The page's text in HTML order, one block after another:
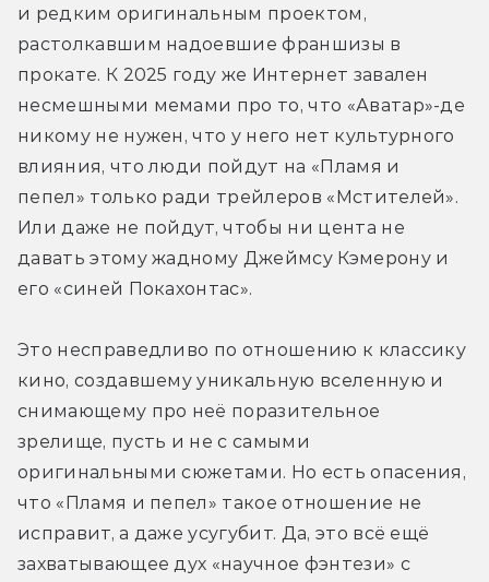
и редким оригинальным проектом,
растолкавшим надоевшие франшизы в
прокате. К 2025 году же Интернет завален
несмешными мемами про то, что «Аватар»-де
никому не нужен, что у него нет культурного
влияния, что люди пойдут на «Пламя и
пепел» только ради трейлеров «Мстителей».
Или даже не пойдут, чтобы ни цента не
давать этому жадному Джеймсу Кэмерону и
его «синей Покахонтас».
Это несправедливо по отношению к классику
кино, создавшему уникальную вселенную и
снимающему про неё поразительное
зрелище, пусть и не с самыми
оригинальными сюжетами. Но есть опасения,
что «Пламя и пепел» такое отношение не
исправит, а даже усугубит. Да, это всё ещё
захватывающее дух «научное фэнтези» с